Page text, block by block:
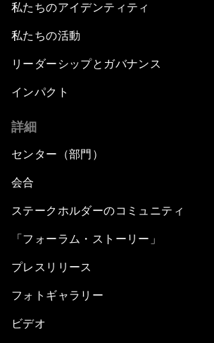
私たちのアイデンティティ
私たちの活動
リーダーシップとガバナンス
インパクト
詳細
センター（部門）
会合
ステークホルダーのコミュニティ
「フォーラム・ストーリー」
プレスリリース
フォトギャラリー
ビデオ